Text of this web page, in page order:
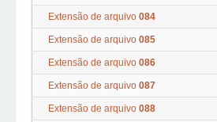
Extensão de arquivo 084
Extensão de arquivo 085
Extensão de arquivo 086
Extensão de arquivo 087
Extensão de arquivo 088